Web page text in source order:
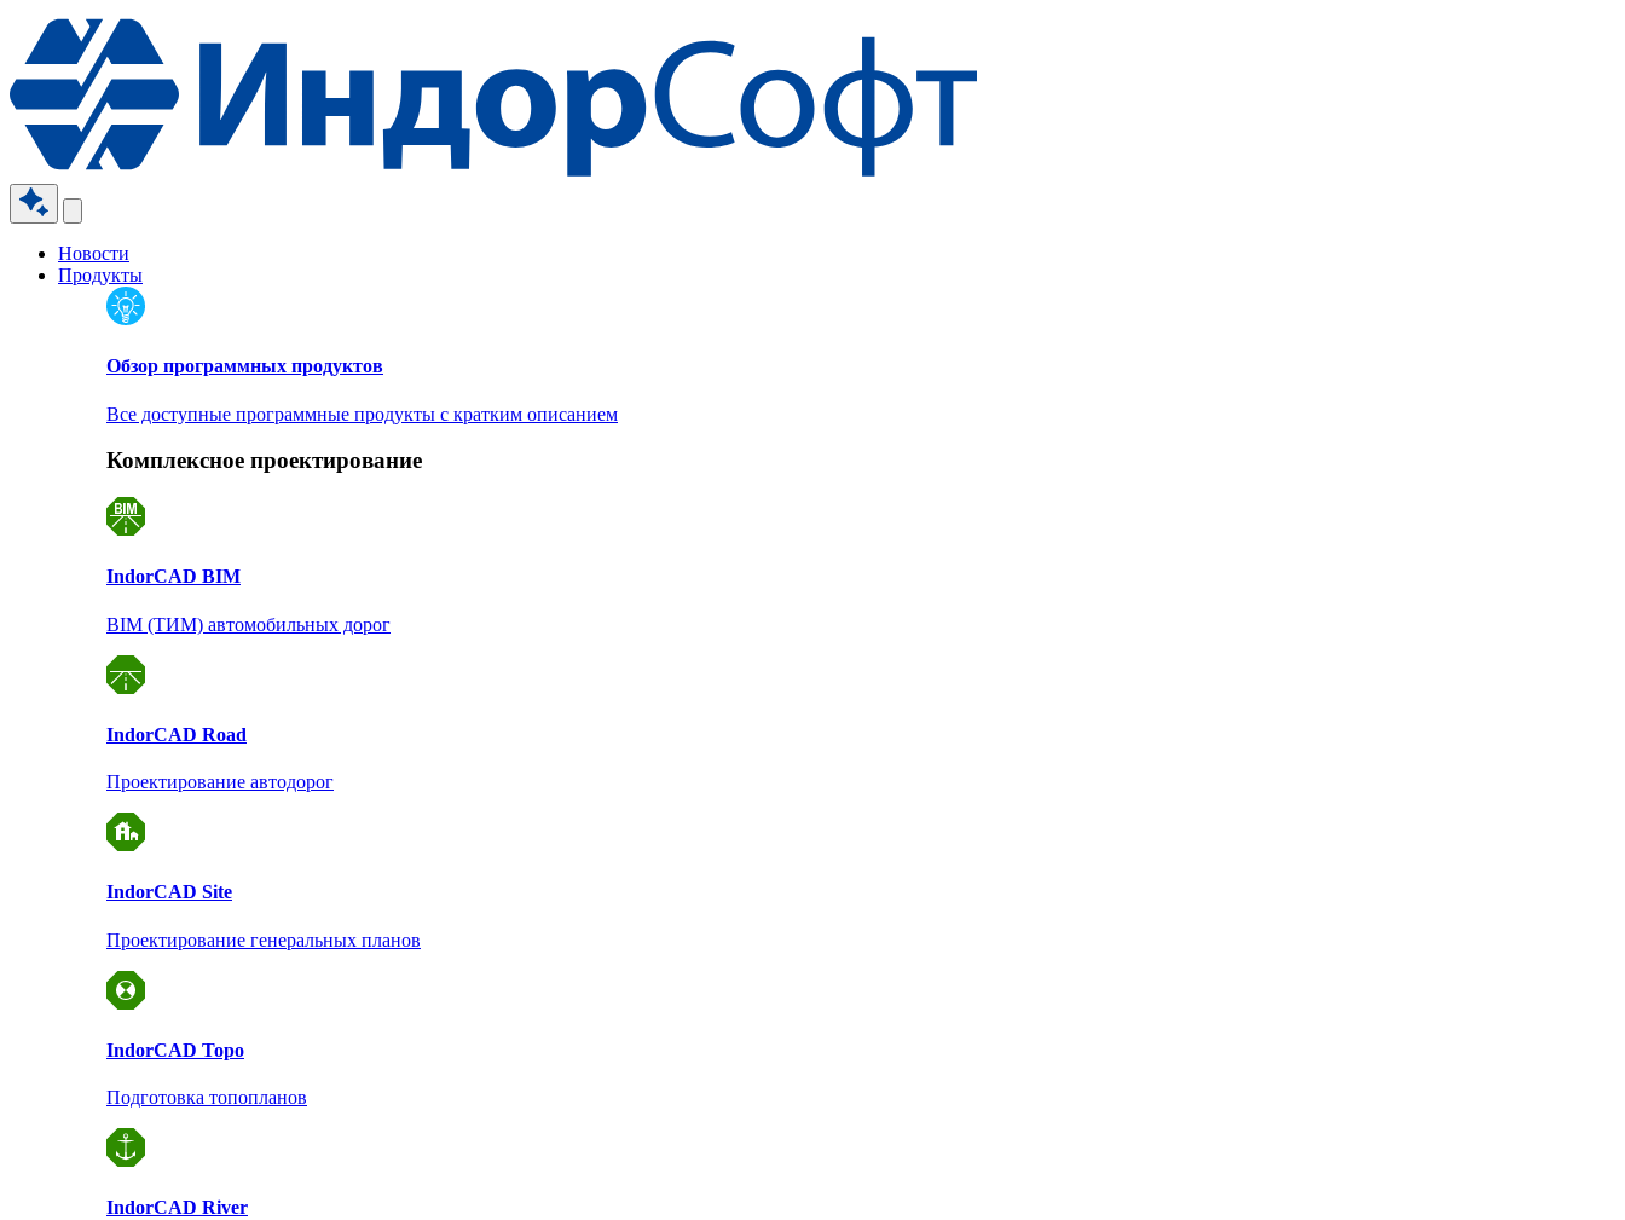
Новости
Продукты
Обзор программных продуктов
Все доступные программные продукты с кратким описанием
Комплексное проектирование
IndorCAD BIM
BIM (ТИМ) автомобильных дорог
IndorCAD Road
Проектирование автодорог
IndorCAD Site
Проектирование генеральных планов
IndorCAD Topo
Подготовка топопланов
IndorCAD River